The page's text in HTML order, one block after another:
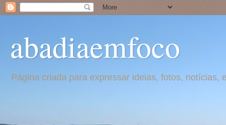
abadiaemfoco
Página criada para expressar ideias, fotos,